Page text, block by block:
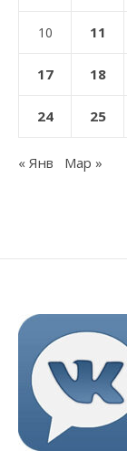
10 11
17 18
24 25
« Янв Мар »